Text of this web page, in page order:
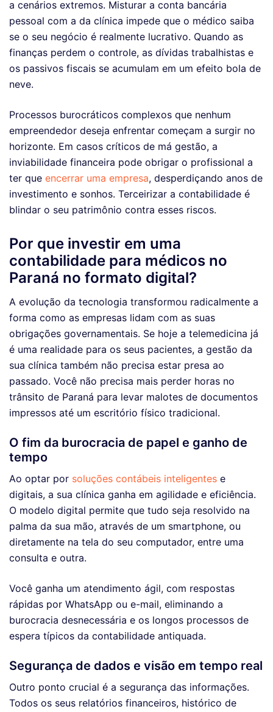
a cenários extremos. Misturar a conta bancária
pessoal com a da clínica impede que o médico saiba
se o seu negócio é realmente lucrativo. Quando as
finanças perdem o controle, as dívidas trabalhistas e
os passivos fiscais se acumulam em um efeito bola de
neve.
Processos burocráticos complexos que nenhum
empreendedor deseja enfrentar começam a surgir no
horizonte. Em casos críticos de má gestão, a
inviabilidade financeira pode obrigar o profissional a
ter que encerrar uma empresa, desperdiçando anos de
investimento e sonhos. Terceirizar a contabilidade é
blindar o seu patrimônio contra esses riscos.
Por que investir em uma
contabilidade para médicos no
Paraná no formato digital?
A evolução da tecnologia transformou radicalmente a
forma como as empresas lidam com as suas
obrigações governamentais. Se hoje a telemedicina já
é uma realidade para os seus pacientes, a gestão da
sua clínica também não precisa estar presa ao
passado. Você não precisa mais perder horas no
trânsito de Paraná para levar malotes de documentos
impressos até um escritório físico tradicional.
O fim da burocracia de papel e ganho de
tempo
Ao optar por soluções contábeis inteligentes e
digitais, a sua clínica ganha em agilidade e eficiência.
O modelo digital permite que tudo seja resolvido na
palma da sua mão, através de um smartphone, ou
diretamente na tela do seu computador, entre uma
consulta e outra.
Você ganha um atendimento ágil, com respostas
rápidas por WhatsApp ou e-mail, eliminando a
burocracia desnecessária e os longos processos de
espera típicos da contabilidade antiquada.
Segurança de dados e visão em tempo real
Outro ponto crucial é a segurança das informações.
Todos os seus relatórios financeiros, histórico de